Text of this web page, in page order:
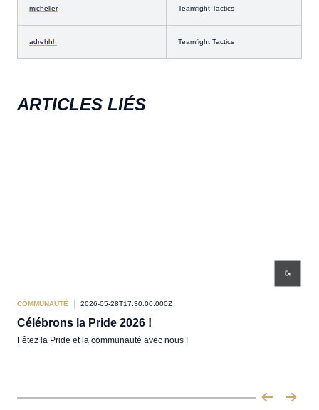
micheller Teamfight Tactics
adrehhh Teamfight Tactics
ARTICLES LIÉS
COMMUNAUTÉ 2026-05-28T17:30:00.000Z
Célébrons la Pride 2026 !
Fêtez la Pride et la communauté avec nous !